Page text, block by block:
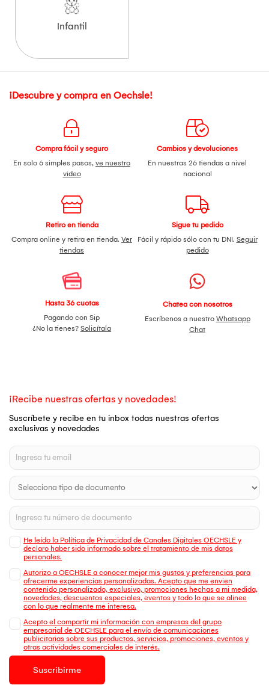
Infantil
¡Descubre y compra en Oechsle!
Compra fácil y seguro
En solo 6 simples pasos, ve nuestro
video
Cambios y devoluciones
En nuestras 26 tiendas a nivel
nacional
Retiro en tienda
Compra online y retira en tienda. Ver
tiendas
Sigue tu pedido
Fácil y rápido sólo con tu DNI. Seguir
pedido
Hasta 36 cuotas
Pagando con Sip
¿No la tienes? Solicítala
Chatea con nosotros
Escríbenos a nuestro Whatsapp
Chat
¡Recibe nuestras ofertas y novedades!
Suscríbete y recibe en tu inbox todas nuestras ofertas
exclusivas y novedades
He leído la Política de Privacidad de Canales Digitales OECHSLE y
declaro haber sido informado sobre el tratamiento de mis datos
personales.
Autorizo a OECHSLE a conocer mejor mis gustos y preferencias para
ofrecerme experiencias personalizadas. Acepto que me envien
contenido personalizado, exclusivo, promociones hechas a mi medida,
novedades, descuentos especiales, eventos y todo lo que se alinee
con lo que realmente me interesa.
Acepto el compartir mi información con empresas del grupo
empresarial de OECHSLE para el envío de comunicaciones
publicitarias sobre sus productos, servicios, promociones, eventos y
otras actividades comerciales de interés.
Suscribirme